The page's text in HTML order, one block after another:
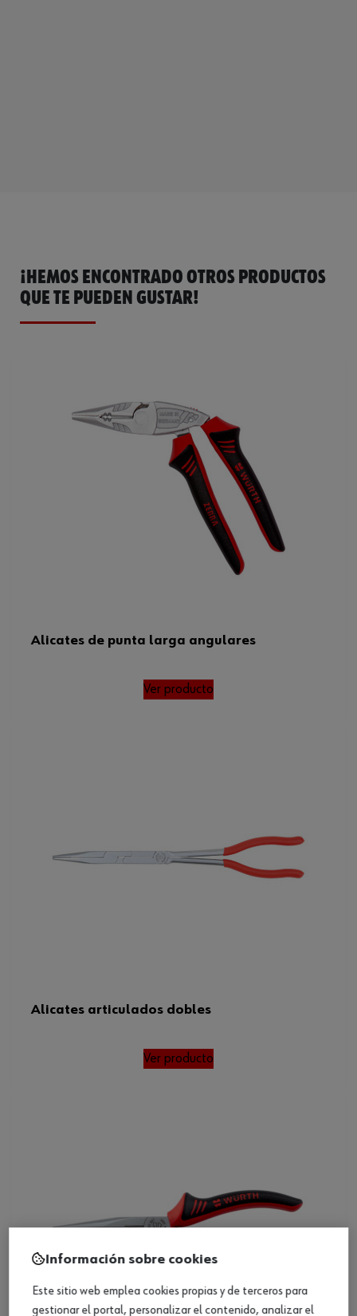
¡HEMOS ENCONTRADO OTROS PRODUCTOS
QUE TE PUEDEN GUSTAR!
Alicates de punta larga angulares
Ver producto
Alicates articulados dobles
Ver producto
Información sobre cookies
Este sitio web emplea cookies propias y de terceros para
gestionar el portal, personalizar el contenido, analizar el